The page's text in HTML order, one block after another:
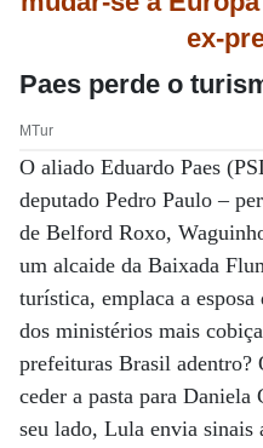
ex-
Paes perde o
MTur
O aliado Eduardo Paes
deputado Pedro Paulo –
de Belford Roxo,
um alcaide da Baixada
turística, emplaca a
dos ministérios mais
prefeituras Brasil
ceder a pasta para
seu lado, Lula envia sinais